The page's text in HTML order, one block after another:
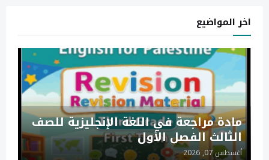
اخر المواضيع
مادة مراجعة في اللغة الإنجليزية للصف
الثالث الفصل الأول
أغسطس 07, 2026